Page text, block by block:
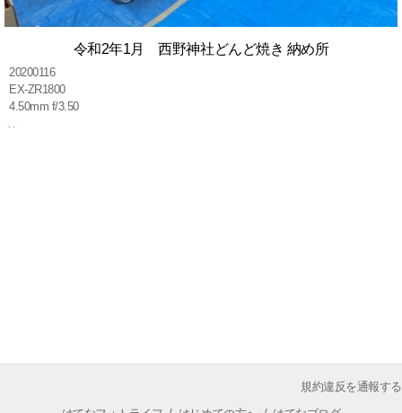
令和2年1月 西野神社どんど焼き 納め所
20200116
EX-ZR1800
4.50mm f/3.50
規約違反を通報する